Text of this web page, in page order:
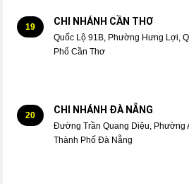
19 CHI NHÁNH CẦN THƠ
Quốc Lộ 91B, Phường Hưng Lợi,
Phố Cần Thơ
20 CHI NHÁNH ĐÀ NẴNG
Đường Trần Quang Diệu, Phường
Thành Phố Đà Nẵng